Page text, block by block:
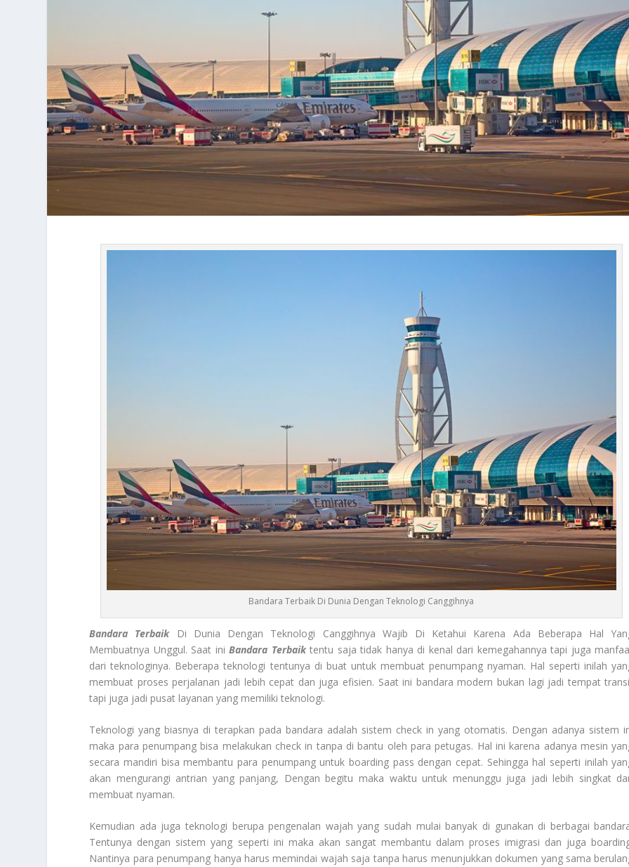
Bandara Terbaik Di Dunia Dengan Teknologi Canggihnya
Bandara TerbaikDi Dunia Dengan Teknologi Canggihnya Wajib Di Ketahui Karena Ada Beberapa Hal
Membuatnya Unggul. Saat iniBandara Terbaiktentu saja tidak hanya di kenal dari kemegahannya tapi juga
dari teknologinya. Beberapa teknologi tentunya di buat untuk membuat penumpang nyaman. Hal seperti inilah
membuat proses perjalanan jadi lebih cepat dan juga efisien. Saat ini bandara modern bukan lagi jadi tempat
tapi juga jadi pusat layanan yang memiliki teknologi.
Teknologi yang biasnya di terapkan pada bandara adalah sistem check in yang otomatis. Dengan adanya sistem
maka para penumpang bisa melakukan check in tanpa di bantu oleh para petugas. Hal ini karena adanya mesin
secara mandiri bisa membantu para penumpang untuk boarding pass dengan cepat. Sehingga hal seperti inilah
akan mengurangi antrian yang panjang, Dengan begitu maka waktu untuk menunggu juga jadi lebih singkat
membuat nyaman.
Kemudian ada juga teknologi berupa pengenalan wajah yang sudah mulai banyak di gunakan di berbagai
Tentunya dengan sistem yang seperti ini maka akan sangat membantu dalam proses imigrasi dan juga
Nantinya para penumpang hanya harus memindai wajah saja tanpa harus menunjukkan dokumen yang sama